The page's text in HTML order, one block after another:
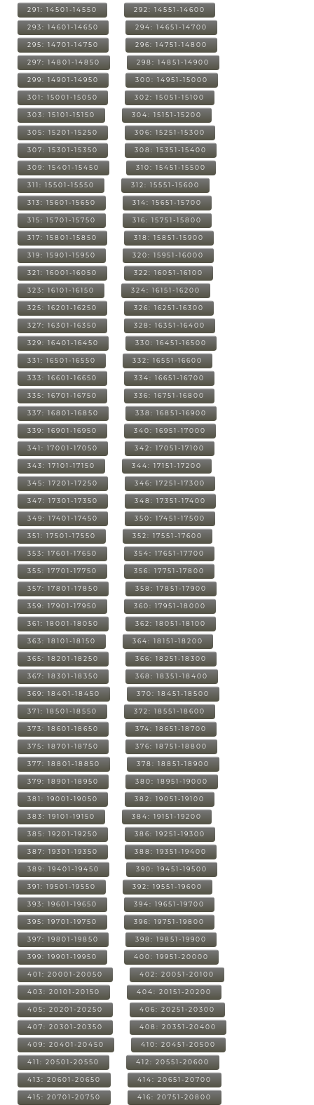
291: 14501-14550 292: 14551-14600
293: 14601-14650 294: 14651-14700
295: 14701-14750 296: 14751-14800
297: 14801-14850 298: 14851-14900
299: 14901-14950 300: 14951-15000
301: 15001-15050 302: 15051-15100
303: 15101-15150 304: 15151-15200
305: 15201-15250 306: 15251-15300
307: 15301-15350 308: 15351-15400
309: 15401-15450 310: 15451-15500
311: 15501-15550 312: 15551-15600
313: 15601-15650 314: 15651-15700
315: 15701-15750 316: 15751-15800
317: 15801-15850 318: 15851-15900
319: 15901-15950 320: 15951-16000
321: 16001-16050 322: 16051-16100
323: 16101-16150 324: 16151-16200
325: 16201-16250 326: 16251-16300
327: 16301-16350 328: 16351-16400
329: 16401-16450 330: 16451-16500
331: 16501-16550 332: 16551-16600
333: 16601-16650 334: 16651-16700
335: 16701-16750 336: 16751-16800
337: 16801-16850 338: 16851-16900
339: 16901-16950 340: 16951-17000
341: 17001-17050 342: 17051-17100
343: 17101-17150 344: 17151-17200
345: 17201-17250 346: 17251-17300
347: 17301-17350 348: 17351-17400
349: 17401-17450 350: 17451-17500
351: 17501-17550 352: 17551-17600
353: 17601-17650 354: 17651-17700
355: 17701-17750 356: 17751-17800
357: 17801-17850 358: 17851-17900
359: 17901-17950 360: 17951-18000
361: 18001-18050 362: 18051-18100
363: 18101-18150 364: 18151-18200
365: 18201-18250 366: 18251-18300
367: 18301-18350 368: 18351-18400
369: 18401-18450 370: 18451-18500
371: 18501-18550 372: 18551-18600
373: 18601-18650 374: 18651-18700
375: 18701-18750 376: 18751-18800
377: 18801-18850 378: 18851-18900
379: 18901-18950 380: 18951-19000
381: 19001-19050 382: 19051-19100
383: 19101-19150 384: 19151-19200
385: 19201-19250 386: 19251-19300
387: 19301-19350 388: 19351-19400
389: 19401-19450 390: 19451-19500
391: 19501-19550 392: 19551-19600
393: 19601-19650 394: 19651-19700
395: 19701-19750 396: 19751-19800
397: 19801-19850 398: 19851-19900
399: 19901-19950 400: 19951-20000
401: 20001-20050 402: 20051-20100
403: 20101-20150 404: 20151-20200
405: 20201-20250 406: 20251-20300
407: 20301-20350 408: 20351-20400
409: 20401-20450 410: 20451-20500
411: 20501-20550 412: 20551-20600
413: 20601-20650 414: 20651-20700
415: 20701-20750 416: 20751-20800